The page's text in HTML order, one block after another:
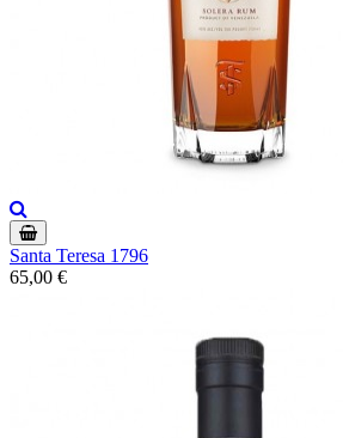
Santa Teresa 1796
65,00 €